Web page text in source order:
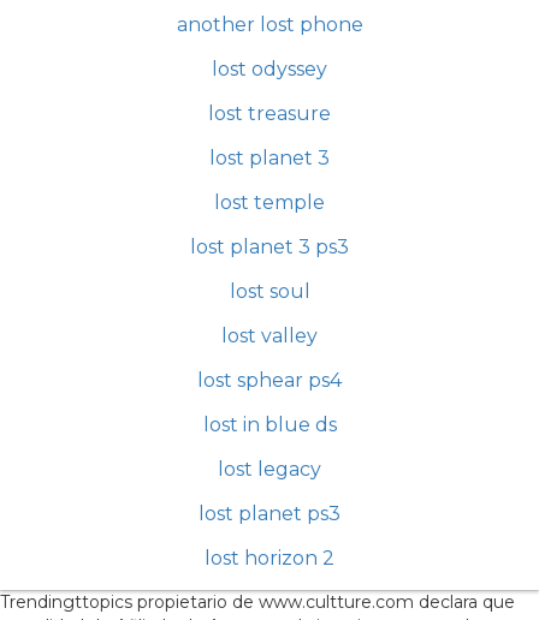
another lost phone
lost odyssey
lost treasure
lost planet 3
lost temple
lost planet 3 ps3
lost soul
lost valley
lost sphear ps4
lost in blue ds
lost legacy
lost planet ps3
lost horizon 2
Trendingttopics propietario de www.cultture.com declara que